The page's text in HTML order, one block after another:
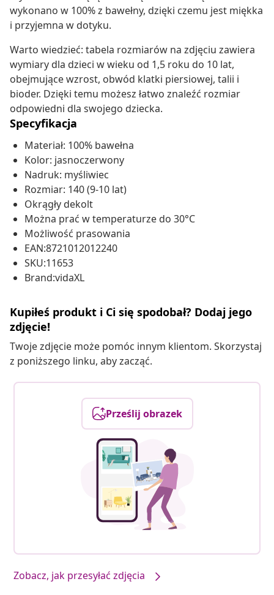
wykonano w 100% z bawełny, dzięki czemu jest miękka
i przyjemna w dotyku.
Warto wiedzieć: tabela rozmiarów na zdjęciu zawiera
wymiary dla dzieci w wieku od 1,5 roku do 10 lat,
obejmujące wzrost, obwód klatki piersiowej, talii i
bioder. Dzięki temu możesz łatwo znaleźć rozmiar
odpowiedni dla swojego dziecka.
Specyfikacja
Materiał: 100% bawełna
Kolor: jasnoczerwony
Nadruk: myśliwiec
Rozmiar: 140 (9-10 lat)
Okrągły dekolt
Można prać w temperaturze do 30°C
Możliwość prasowania
EAN:8721012012240
SKU:11653
Brand:vidaXL
Kupiłeś produkt i Ci się spodobał? Dodaj jego
zdjęcie!
Twoje zdjęcie może pomóc innym klientom. Skorzystaj
z poniższego linku, aby zacząć.
Prześlij obrazek
Zobacz, jak przesyłać zdjęcia